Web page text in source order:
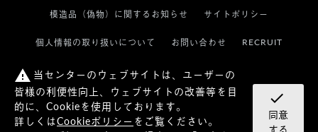
warning 当センターのウェブサイトは、ユーザーの
皆様の利便性向上、ウェブサイトの改善等を目
的に、Cookieを使用しております。
詳しくはCookieポリシー をご覧ください。
check
同意
する
模造品（偽物）に関するお知らせ サイトポリシー
個人情報の取り扱いについて お問い合わせ RECRUIT
© KANEKO OPTICAL CO.,LTD.